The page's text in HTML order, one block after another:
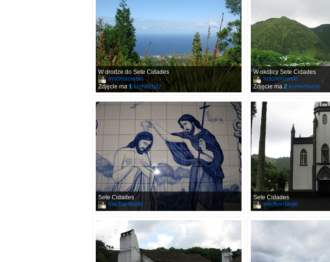
W drodze do Sete Cidades
lmichorowski
Zdjęcie ma1komentarz
W okolicy Sete Cidades
lmichorowski
Zdjęcie ma 2komentarze
Sete Cidades
lmichorowski
Sete Cidades
lmichorowski